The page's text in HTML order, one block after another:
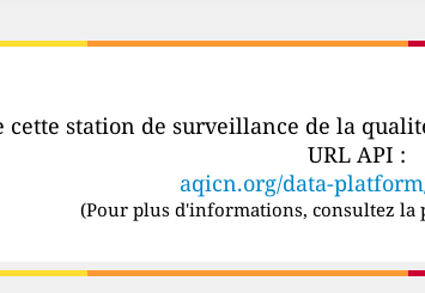
cette station de surveillance de la
URL API :
aqicn.org/data-
(Pour plus d'informations, consultez la